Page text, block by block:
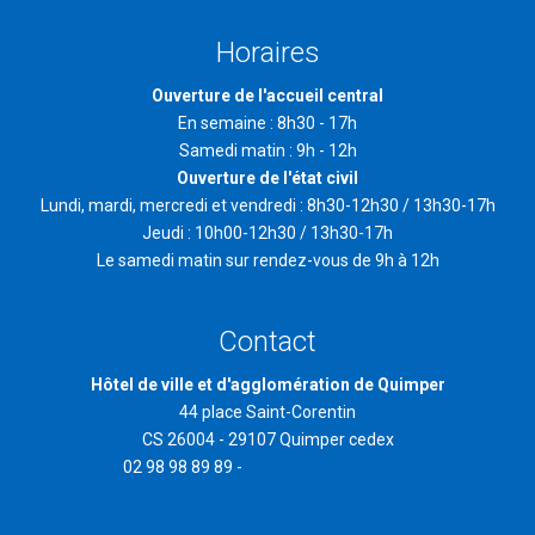
Horaires
Ouverture de l'accueil central
En semaine : 8h30 - 17h
Samedi matin : 9h - 12h
Ouverture de l'état civil
Lundi, mardi, mercredi et vendredi : 8h30-12h30 / 13h30-17h
Jeudi : 10h00-12h30 / 13h30-17h
Le samedi matin sur rendez-vous de 9h à 12h
Contact
Hôtel de ville et d'agglomération de Quimper
44 place Saint-Corentin
CS 26004 - 29107 Quimper cedex
02 98 98 89 89 -